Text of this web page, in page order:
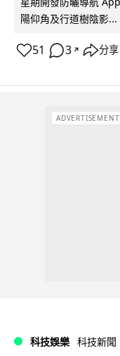
陽仰角及行道樹陰影...
51 3 ↗ 分享
ADVERTISEMENT
科技娛樂 科技新聞